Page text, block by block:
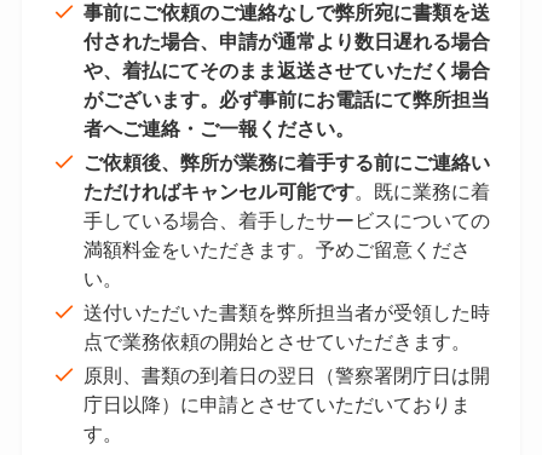
事前にご依頼のご連絡なしで弊所宛に書類を送
付された場合、申請が通常より数日遅れる場合
や、着払にてそのまま返送させていただく場合
がございます。必ず事前にお電話にて弊所担当
者へご連絡・ご一報ください。
ご依頼後、弊所が業務に着手する前にご連絡い
ただければキャンセル可能です。既に業務に着
手している場合、着手したサービスについての
満額料金をいただきます。予めご留意くださ
い。
送付いただいた書類を弊所担当者が受領した時
点で業務依頼の開始とさせていただきます。
原則、書類の到着日の翌日（警察署閉庁日は開
庁日以降）に申請とさせていただいておりま
す。